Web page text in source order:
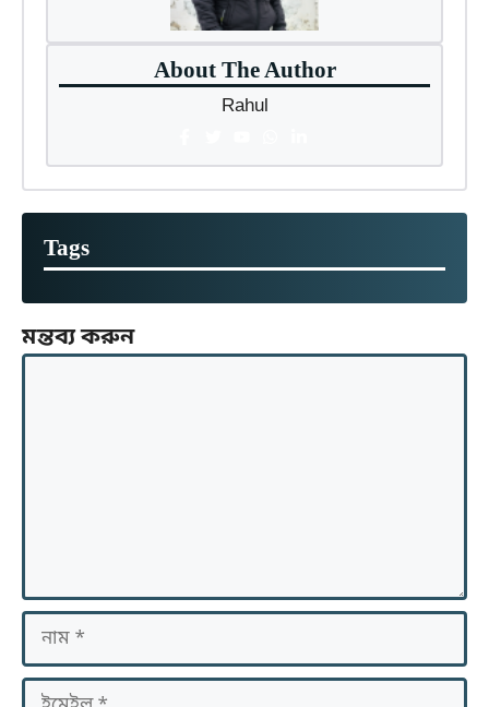
About The Author
Rahul
Tags
মন্তব্য করুন
মন্তব্য
নাম
ইমেইল